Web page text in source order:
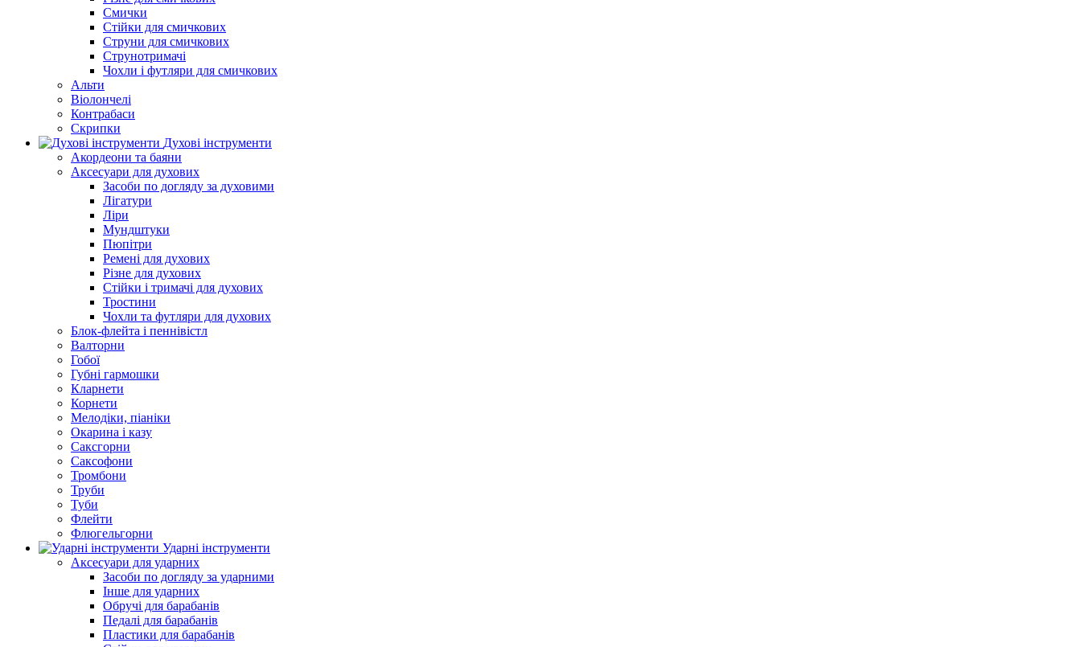
Смички
Стійки для смичкових
Струни для смичкових
Струнотримачі
Чохли і футляри для смичкових
Альти
Віолончелі
Контрабаси
Скрипки
Духові інструменти
Акордеони та баяни
Аксесуари для духових
Засоби по догляду за духовими
Лігатури
Ліри
Мундштуки
Пюпітри
Ремені для духових
Різне для духових
Стійки і тримачі для духових
Тростини
Чохли та футляри для духових
Блок-флейта і пеннівістл
Валторни
Гобої
Губні гармошки
Кларнети
Корнети
Мелодіки, піаніки
Окарина і казу
Саксгорни
Саксофони
Тромбони
Труби
Туби
Флейти
Флюгельгорни
Ударні інструменти
Аксесуари для ударних
Засоби по догляду за ударними
Інше для ударних
Обручі для барабанів
Педалі для барабанів
Пластики для барабанів